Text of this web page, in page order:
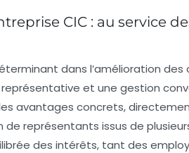
CIC : au service
dans l’amélioration des
et une gestion
avantages concrets,
de représentants issus de
des intérêts, tant des